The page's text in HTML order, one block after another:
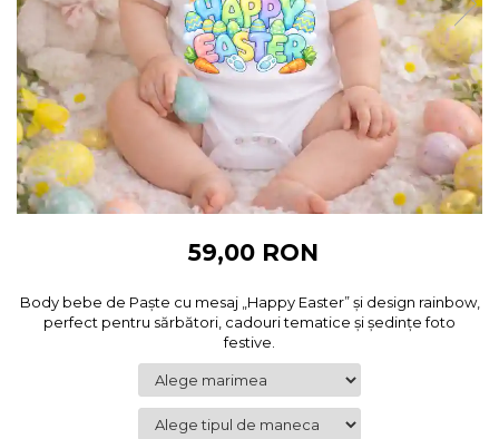
Body bebelusi personalizate
Perne personalizate
Plusuri personalizate
Agende personalizate
Etichete pentru sticla de vin
Cadouri Personalizate Unice
Sorturi Personalizate
Cadouri pentru Doctori
Cadouri Pensionare
Cadouri Profesori
59,00 RON
Body bebe de Paște cu mesaj „Happy Easter” și design rainbow,
perfect pentru sărbători, cadouri tematice și ședințe foto
festive.